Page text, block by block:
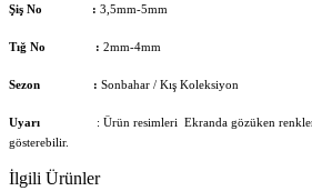
Şiş No : 3,5mm-5mm
Tığ No : 2mm-4mm
Sezon : Sonbahar / Kış Koleksiyon
Uyarı : Ürün resimleri Ekranda gözüken
gösterebilir.
İlgili Ürünler